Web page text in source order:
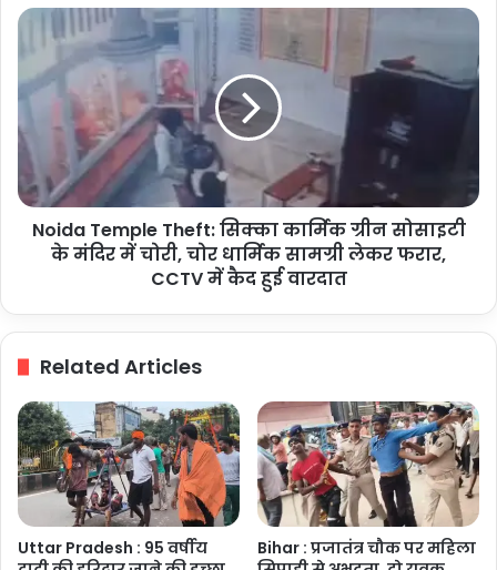
बदमाश
ढेर,
एक
घायल
Noida
Temple
Theft:
सिक्का
ग्रीन
सोसाइटी
मंदिर
फरार,
में
कैद
हुई
वारदात
Noida Temple Theft: सिक्का कार्मिक ग्रीन सोसाइटी
के मंदिर में चोरी, चोर धार्मिक सामग्री लेकर फरार,
CCTV में कैद हुई वारदात
Related Articles
Uttar Pradesh : 95 वर्षीय
Bihar : प्रजातंत्र चौक पर महिला